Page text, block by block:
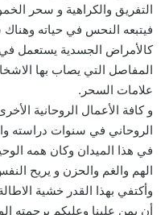
التفريق والكراهية و سحر
فيتبعه النحس في حياته
كالأمراض الجسدية يستعمل
المفاصل التي يصاب بها
علامات السحر.
و كافة الأعمال الروحانية
الروحاني في سنوات دراسته
في هذا الميدان وكان همه
الهم والغم والحزن و يريح
وأكتفي بهذا القدر خشية
أن يمن علينا وعليكم برحمته